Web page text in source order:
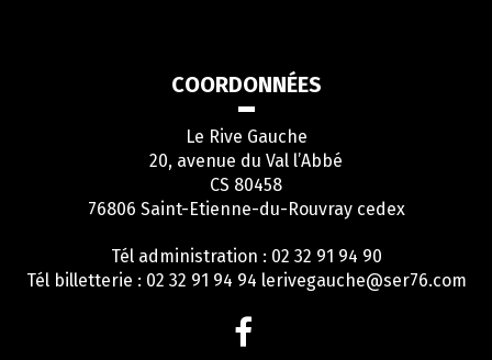
COORDONNÉES
Le Rive Gauche
20, avenue du Val l’Abbé
CS 80458
76806 Saint-Etienne-du-Rouvray cedex
Tél administration : 02 32 91 94 90
Tél billetterie : 02 32 91 94 94 lerivegauche@ser76.com